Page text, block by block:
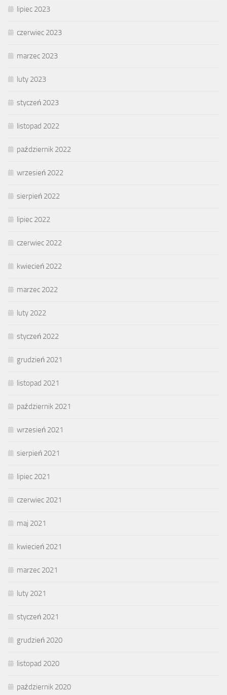
lipiec 2023
czerwiec 2023
marzec 2023
luty 2023
styczeń 2023
listopad 2022
październik 2022
wrzesień 2022
sierpień 2022
lipiec 2022
czerwiec 2022
kwiecień 2022
marzec 2022
luty 2022
styczeń 2022
grudzień 2021
listopad 2021
październik 2021
wrzesień 2021
sierpień 2021
lipiec 2021
czerwiec 2021
maj 2021
kwiecień 2021
marzec 2021
luty 2021
styczeń 2021
grudzień 2020
listopad 2020
październik 2020